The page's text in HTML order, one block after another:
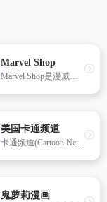
Marvel Shop
Marvel Shop是漫威官方购物网站,购买漫威玩具、服装及周边商品。漫威漫画公司(Marvel Comics)是美国与DC漫画公司(DC Comics)齐名的漫画巨头,它创建于1939年,于1961年正式定名为Marvel,旗下拥有蜘蛛侠、钢铁侠、美国队长、雷神托尔、绿巨人、金刚狼、神奇四侠、恶灵骑士、蚁人等8000多名漫画角色和复仇者联盟、X战警、银河守卫者等超级英雄团队。
美国卡通频道
卡通频道(Cartoon Network)是由美国透纳广播公司成立的一个专门播放动画节目的有线电视频道,后来随TBS一起并入时代华纳。网站提供免费游戏,在线视频,儿童电视节目。
鬼萝莉漫画